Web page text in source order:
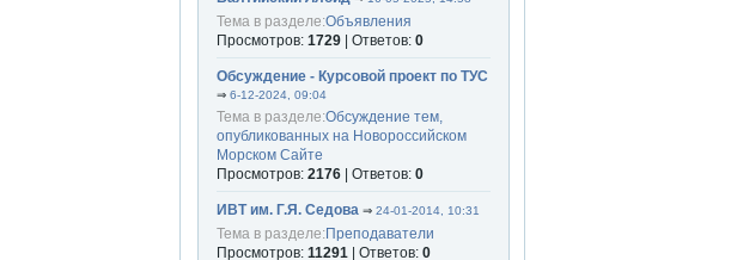
Тема в разделе:Объявления
Просмотров: 1729 | Ответов: 0
Обсуждение - Курсовой проект по ТУС
⇒ 6-12-2024, 09:04
Тема в разделе:Обсуждение тем,
опубликованных на Новороссийском
Морском Сайте
Просмотров: 2176 | Ответов: 0
ИВТ им. Г.Я. Седова ⇒ 24-01-2014, 10:31
Тема в разделе:Преподаватели
Просмотров: 11291 | Ответов: 0